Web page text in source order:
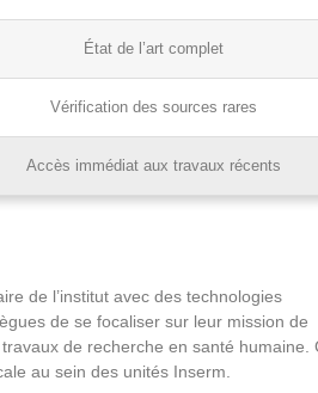
État de l’art complet
Vérification des sources rares
Accès immédiat aux travaux récents
de l’institut avec des technologies
de se focaliser sur leur mission de
de recherche en santé humaine.
au sein des unités Inserm.